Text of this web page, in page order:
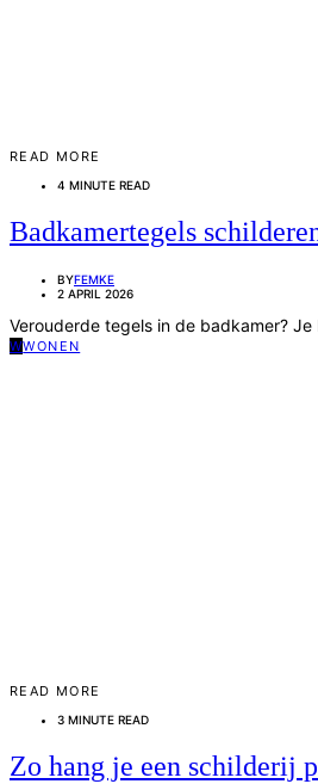
READ MORE
4 MINUTE READ
Badkamertegels
BYFEMKE
2 APRIL 2026
Verouderde tegels in de badkamer?
WWONEN
READ MORE
3 MINUTE READ
Zo hang je een schilderij